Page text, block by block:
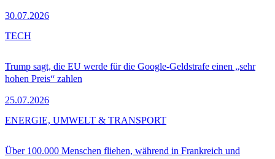
30.07.2026
Trump sagt, die EU werde für die Google-Geldstrafe einen „sehr
hohen Preis“ zahlen
25.07.2026
TECH
Über 100.000 Menschen fliehen, während in Frankreich und
ENERGIE, UMWELT & TRANSPORT